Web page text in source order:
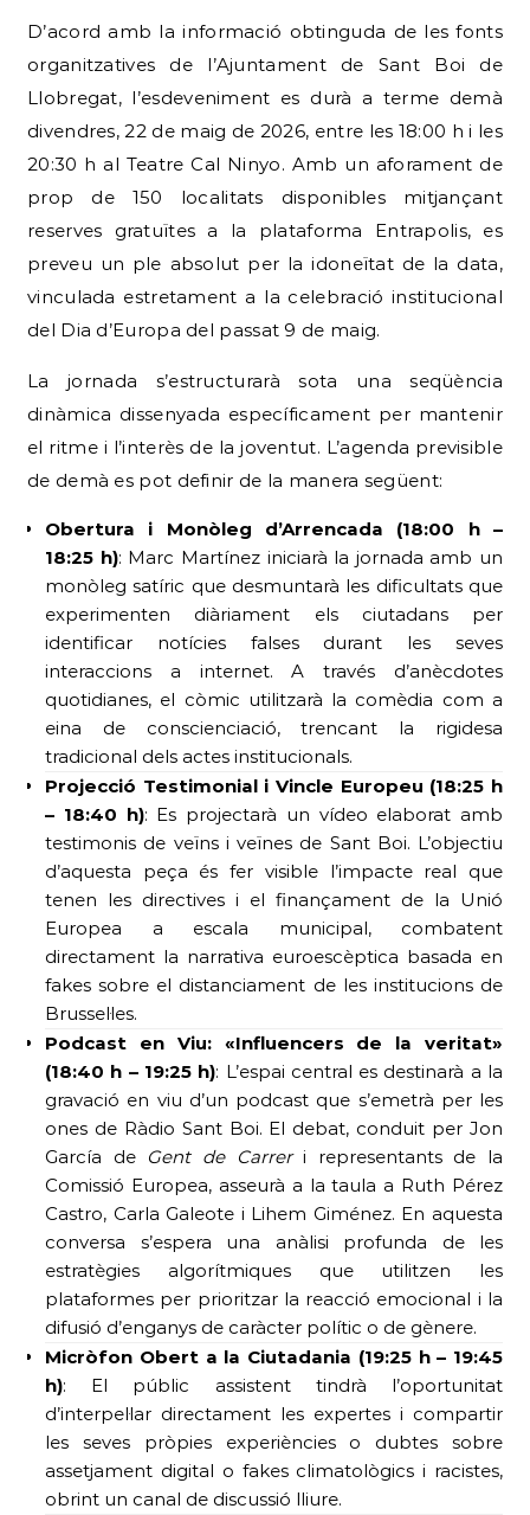
D’acord amb la informació obtinguda de les fonts
organitzatives de l’Ajuntament de Sant Boi de
Llobregat, l’esdeveniment es durà a terme demà
divendres, 22 de maig de 2026, entre les 18:00 h i les
20:30 h al Teatre Cal Ninyo. Amb un aforament de
prop de 150 localitats disponibles mitjançant
reserves gratuïtes a la plataforma Entrapolis, es
preveu un ple absolut per la idoneïtat de la data,
vinculada estretament a la celebració institucional
del Dia d’Europa del passat 9 de maig.
La jornada s’estructurarà sota una seqüència
dinàmica dissenyada específicament per mantenir
el ritme i l’interès de la joventut. L’agenda previsible
de demà es pot definir de la manera següent:
Obertura i Monòleg d’Arrencada (18:00 h –
18:25 h): Marc Martínez iniciarà la jornada amb un
monòleg satíric que desmuntarà les dificultats que
experimenten diàriament els ciutadans per
identificar notícies falses durant les seves
interaccions a internet. A través d’anècdotes
quotidianes, el còmic utilitzarà la comèdia com a
eina de conscienciació, trencant la rigidesa
tradicional dels actes institucionals.
Projecció Testimonial i Vincle Europeu (18:25 h
– 18:40 h): Es projectarà un vídeo elaborat amb
testimonis de veïns i veïnes de Sant Boi. L’objectiu
d’aquesta peça és fer visible l’impacte real que
tenen les directives i el finançament de la Unió
Europea a escala municipal, combatent
directament la narrativa euroescèptica basada en
fakes sobre el distanciament de les institucions de
Brussel·les.
Podcast en Viu: «Influencers de la veritat»
(18:40 h – 19:25 h): L’espai central es destinarà a la
gravació en viu d’un podcast que s’emetrà per les
ones de Ràdio Sant Boi. El debat, conduit per Jon
García de Gent de Carreri representants de la
Comissió Europea, asseurà a la taula a Ruth Pérez
Castro, Carla Galeote i Lihem Giménez. En aquesta
conversa s’espera una anàlisi profunda de les
estratègies algorítmiques que utilitzen les
plataformes per prioritzar la reacció emocional i la
difusió d’enganys de caràcter polític o de gènere.
Micròfon Obert a la Ciutadania (19:25 h – 19:45
h): El públic assistent tindrà l’oportunitat
d’interpel·lar directament les expertes i compartir
les seves pròpies experiències o dubtes sobre
assetjament digital o fakes climatològics i racistes,
obrint un canal de discussió lliure.